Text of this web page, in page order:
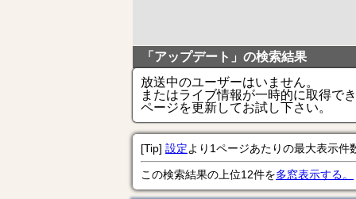
「アップデート」の検索結果
放送中のユーザーはいません。
またはライブ情報が一時的に取得で
ページを更新してお試し下さい。
[Tip] 設定より1ページあたりの最大表示件
この検索結果の上位12件を多窓表示する。